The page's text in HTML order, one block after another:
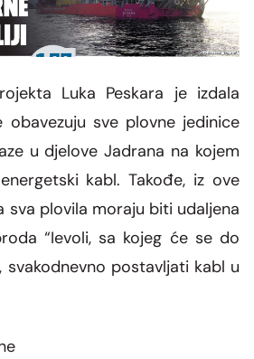
Luka Peskara je izdala
obavezuju sve plovne jedinice
u djelove Jadrana na kojem
kabl. Takođe, iz ove
sva plovila moraju biti udaljena
“Ievoli, sa kojeg će se do
svakodnevno postavljati kabl u